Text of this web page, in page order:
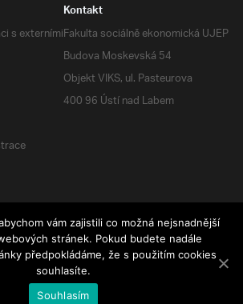
s externími
Kontakt
Fakulta sociálně ekonomická UJEP
Budova Moskevská 54
Objekt VIKS, ul. Pasteurova
400 96 Ústí nad Labem
vám zajistili co možná nejsnadnější
stránek. Pokud budete nadále
předpokládáme, že s použitím cookies
souhlasíte.
Souhlasím